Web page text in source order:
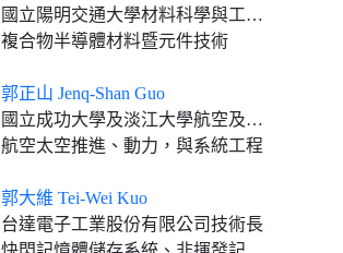
國立陽明交通大學材料科學與工程終身講座教授
複合物半導體材料暨元件技術
郭正山 Jenq-Shan Guo
國立成功大學及淡江大學航空及太空工程學系兼任教授
航空太空推進、動力，與系統工程
郭大維 Tei-Wei Kuo
台達電子工業股份有限公司技術長